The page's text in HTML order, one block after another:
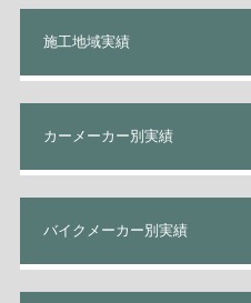
施工地域実績
カーメーカー別実績
バイクメーカー別実績